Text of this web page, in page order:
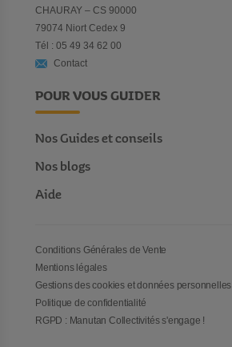
CHAURAY – CS 90000
79074 Niort Cedex 9
Tél : 05 49 34 62 00
Contact
POUR VOUS GUIDER
Nos Guides et conseils
Nos blogs
Aide
Conditions Générales de Vente
Mentions légales
Gestions des cookies et données personnelles
Politique de confidentialité
RGPD : Manutan Collectivités s'engage !